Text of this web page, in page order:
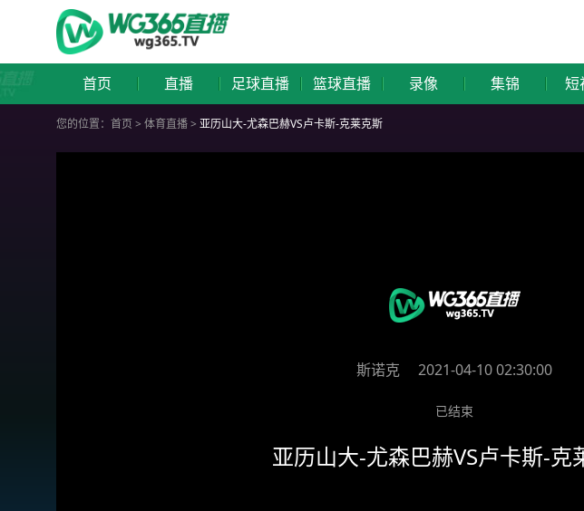
首页 直播 足球直播 篮球直播 录像 集锦 短
您的位置： 首页 > 体育直播> 亚历山大-尤森巴赫VS卢卡斯-克莱克斯
斯诺克 2021-04-10 02:30:00
已结束
亚历山大-尤森巴赫VS卢卡斯-克